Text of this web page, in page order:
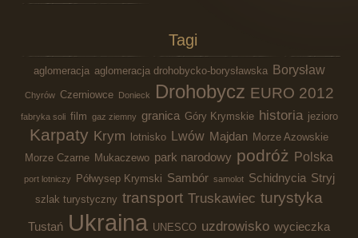
Tagi
aglomeracja aglomeracja drohobycko-borysławska Borysław
Chyrów Czerniowce Donieck Drohobycz EURO 2012
fabryka soli film gaz ziemny granica Góry Krymskie historia jezioro
Karpaty Krym lotnisko Lwów Majdan Morze Azowskie
Morze Czarne Mukaczewo park narodowy podróż Polska
port lotniczy Półwysep Krymski Sambór samolot Schidnycia Stryj
szlak turystyczny transport Truskawiec turystyka
Tustań Ukraina UNESCO uzdrowisko wycieczka